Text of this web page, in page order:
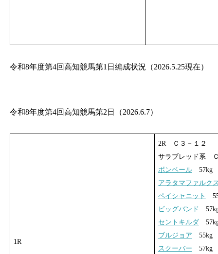
令和8年度第4回高知競馬第1日編成状況（2026.5.25現在）
令和8年度第4回高知競馬第2日（2026.6.7）
1R
2R Ｃ３－１２
サラブレッド系
ボンベール57kg
アラタマファルク
ペイシャニット
ビッグバンド
セントキルダ
ブルジョア 55kg
スクーバー 57kg